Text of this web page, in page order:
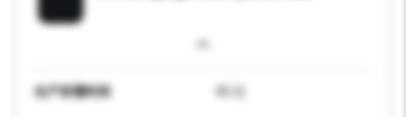
生产所需时间 45 日